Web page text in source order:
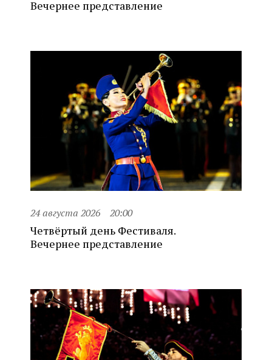
Вечернее представление
24 августа 2026 20:00
Четвёртый день Фестиваля.
Вечернее представление